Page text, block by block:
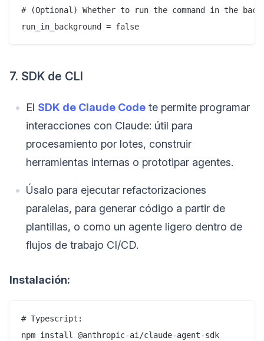
# (Optional) Whether to run the command in the
run_in_background = false
7. SDK de CLI
El SDK de Claude Code te permite programar
interacciones con Claude: útil para
procesamiento por lotes, construir
herramientas internas o prototipar agentes.
Úsalo para ejecutar refactorizaciones
paralelas, para generar código a partir de
plantillas, o como un agente ligero dentro de
flujos de trabajo CI/CD.
Instalación:
# Typescript:
npm install @anthropic-ai/claude-agent-sdk